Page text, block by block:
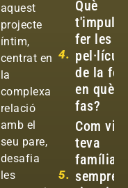
aquest
projecte
íntim,
centrat en
la
complexa
relació
amb el
seu pare,
desafia
les
4.
Què
fer les
de la
en què
fas?
5.
Com viu
teva
família
sempre